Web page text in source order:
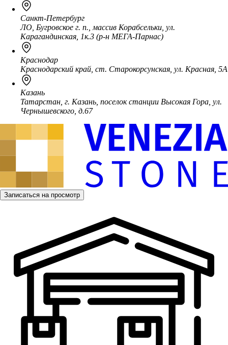
Санкт-Петербург
ЛО, Бугровское г. п., массив Корабсельки, ул.
Карагандинская, 1к.3 (р-н МЕГА-Парнас)
Краснодар
Краснодарский край, ст. Старокорсунская, ул. Красная, 5А
Казань
Татарстан, г. Казань, поселок станции Высокая Гора, ул.
Чернышевского, д.67
Записаться на просмотр